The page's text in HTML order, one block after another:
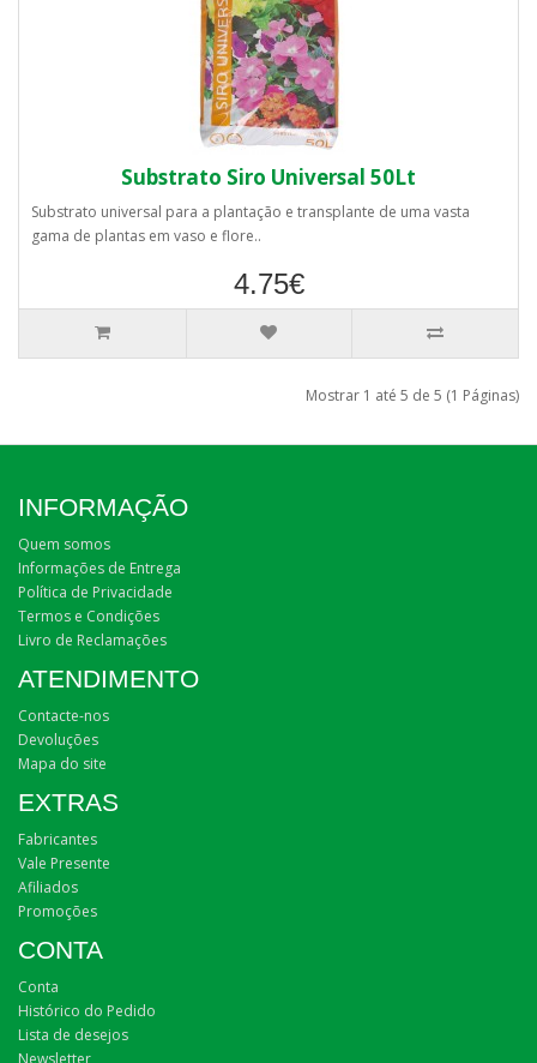
Substrato Siro Universal 50Lt
Substrato universal para a plantação e transplante de uma vasta
gama de plantas em vaso e flore..
4.75€
Mostrar 1 até 5 de 5 (1 Páginas)
INFORMAÇÃO
Quem somos
Informações de Entrega
Política de Privacidade
Termos e Condições
Livro de Reclamações
ATENDIMENTO
Contacte-nos
Devoluções
Mapa do site
EXTRAS
Fabricantes
Vale Presente
Afiliados
Promoções
CONTA
Conta
Histórico do Pedido
Lista de desejos
Newsletter